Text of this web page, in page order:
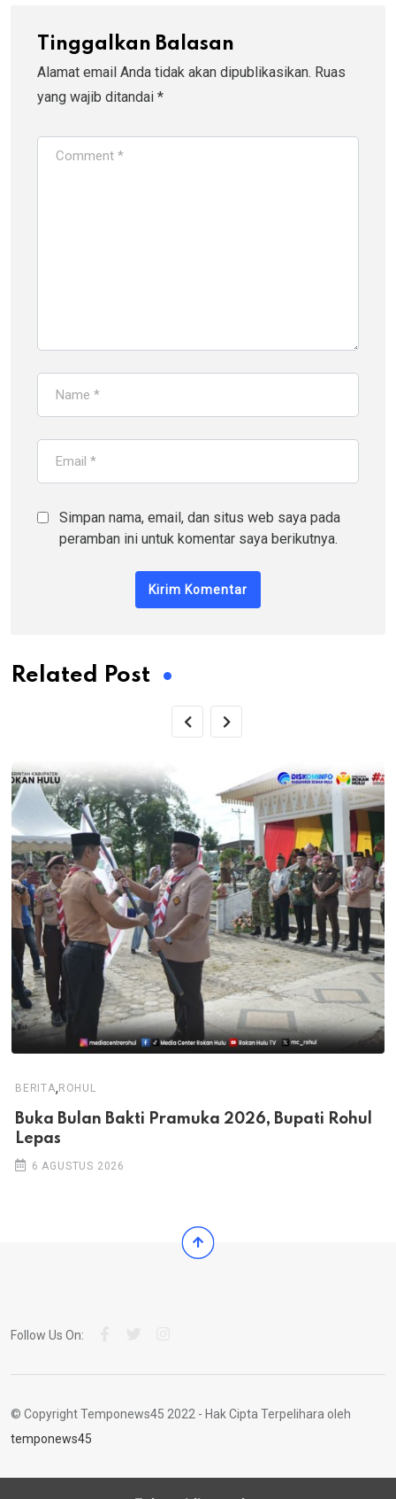
Tinggalkan Balasan
Alamat email Anda tidak akan dipublikasikan. Ruas
yang wajib ditandai *
Simpan nama, email, dan situs web saya pada
peramban ini untuk komentar saya berikutnya.
Related Post
BERITA,ROHUL
Buka Bulan Bakti Pramuka 2026, Bupati Rohul
Lepas
6 AGUSTUS 2026
Follow Us On:
© Copyright Temponews45 2022 - Hak Cipta Terpelihara oleh
temponews45